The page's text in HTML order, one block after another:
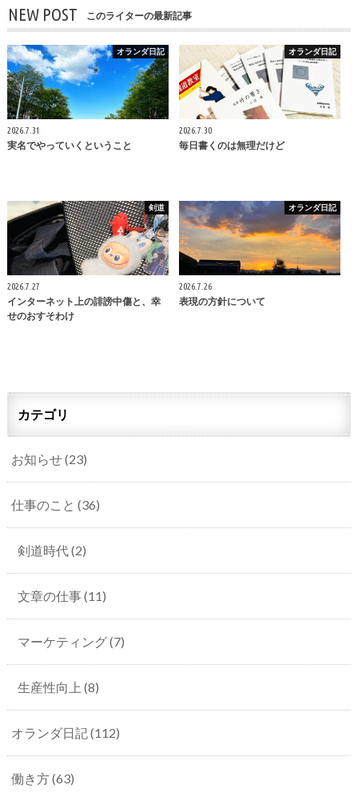
NEW POST このライターの最新記事
オランダ日記
2026.7.31
実名でやっていくということ
オランダ日記
2026.7.30
毎日書くのは無理だけど
剣道
2026.7.27
インターネット上の誹謗中傷と、幸
せのおすそわけ
オランダ日記
2026.7.26
表現の方針について
カテゴリ
お知らせ(23)
仕事のこと (36)
剣道時代(2)
文章の仕事(11)
マーケティング(7)
生産性向上 (8)
オランダ日記(112)
働き方(63)